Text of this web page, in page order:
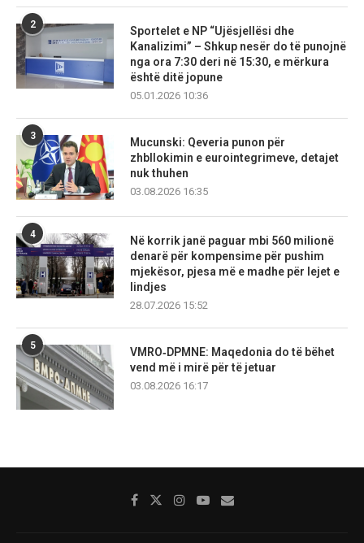
2
Sportelet e NP “Ujësjellësi dhe
Kanalizimi” – Shkup nesër do të punojnë
nga ora 7:30 deri në 15:30, e mërkura
është ditë jopune
05.01.2026 10:36
3
Mucunski: Qeveria punon për
zhbllokimin e eurointegrimeve, detajet
nuk thuhen
03.08.2026 16:35
4
Në korrik janë paguar mbi 560 milionë
denarë për kompensime për pushim
mjekësor, pjesa më e madhe për lejet e
lindjes
28.07.2026 15:52
5
VMRO‑DPMNE: Maqedonia do të bëhet
vend më i mirë për të jetuar
03.08.2026 16:17